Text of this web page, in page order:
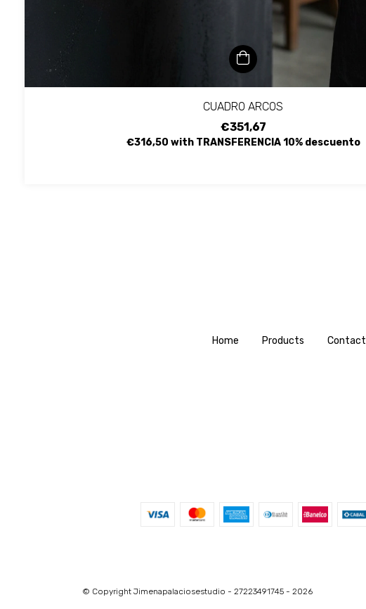
CUADRO ARCOS
€351,67
€316,50 with TRANSFERENCIA 10% descuento
Home Products Contact
© Copyright Jimenapalaciosestudio - 27223491745 - 2026